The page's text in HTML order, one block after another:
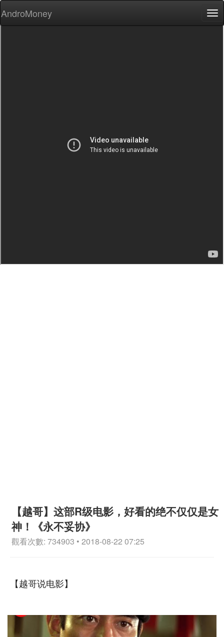
AndroMoney
【越哥】这部R级电影，好看的绝不仅仅是女
神！《永不妥协》
觀看次數: 734903 • 2018-08-22 07:25
【越哥说电影】